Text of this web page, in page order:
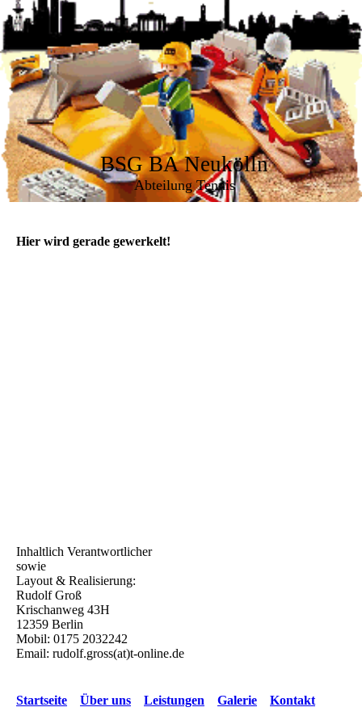
BSG BA Neukölln
Abteilung Tennis
Hier wird gerade gewerkelt!
Inhaltlich Verantwortlicher
sowie
Layout & Realisierung:
Rudolf Groß
Krischanweg 43H
12359 Berlin
Mobil: 0175 2032242
Email: rudolf.gross(at)t-online.de
Startseite Über uns Leistungen Galerie Kontakt